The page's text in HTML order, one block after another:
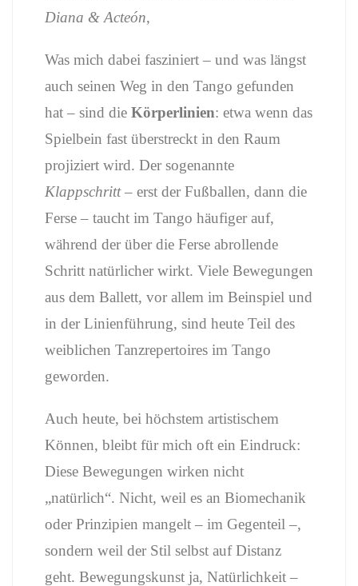
Diana & Acteón,
Was mich dabei fasziniert – und was längst
auch seinen Weg in den Tango gefunden
hat – sind die Körperlinien: etwa wenn das
Spielbein fast überstreckt in den Raum
projiziert wird. Der sogenannte
Klappschritt– erst der Fußballen, dann die
Ferse – taucht im Tango häufiger auf,
während der über die Ferse abrollende
Schritt natürlicher wirkt. Viele Bewegungen
aus dem Ballett, vor allem im Beinspiel und
in der Linienführung, sind heute Teil des
weiblichen Tanzrepertoires im Tango
geworden.
Auch heute, bei höchstem artistischem
Können, bleibt für mich oft ein Eindruck:
Diese Bewegungen wirken nicht
„natürlich“. Nicht, weil es an Biomechanik
oder Prinzipien mangelt – im Gegenteil –,
sondern weil der Stil selbst auf Distanz
geht. Bewegungskunst ja, Natürlichkeit –